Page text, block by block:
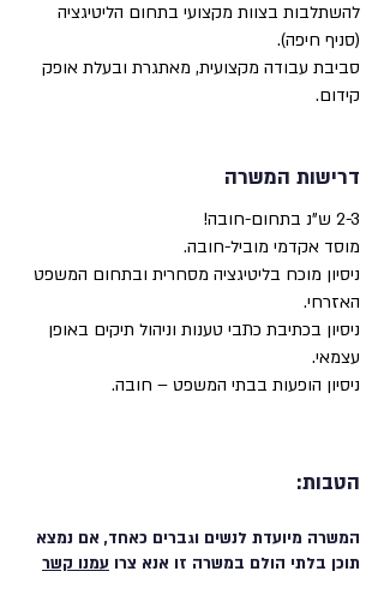
להשתלבות בצוות מקצועי בתחום הליטיגציה
(סניף חיפה).
סביבת עבודה מקצועית, מאתגרת ובעלת אופק
קידום.
דרישות המשרה
2-3 ש"נ בתחום-חובה!
מוסד אקדמי מוביל-חובה.
ניסיון מוכח בליטיגציה מסחרית ובתחום המשפט
האזרחי.
ניסיון בכתיבת כתבי טענות וניהול תיקים באופן
עצמאי.
ניסיון הופעות בבתי המשפט – חובה.
הטבות:
המשרה מיועדת לנשים וגברים כאחד, אם נמצא
תוכן בלתי הולם במשרה זו אנא צרו עמנו קשר